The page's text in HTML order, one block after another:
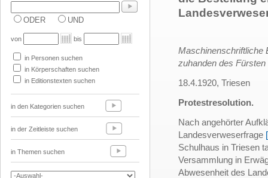
ODER UND
von bis
in Personen suchen
in Körperschaften suchen
in Editionstexten suchen
in den Kategorien suchen
in der Zeitleiste suchen
in Themen suchen
Maschinenschriftliche
zuhanden des Fürsten
18.4.1920, Triesen
Protestresolution.
Nach angehörter
Landesverweserfrage
Schulhaus in Triesen
Versammlung in
Abwesenheit des